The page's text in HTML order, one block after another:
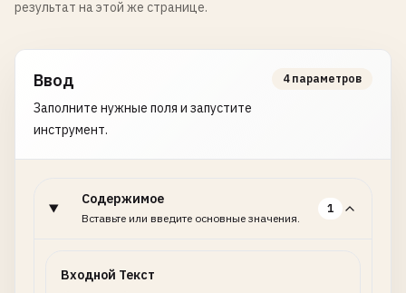
результат на этой же странице.
Ввод
Заполните нужные поля и запустите
инструмент.
4 параметров
Содержимое
Вставьте или введите основные значения.
1
Входной Текст